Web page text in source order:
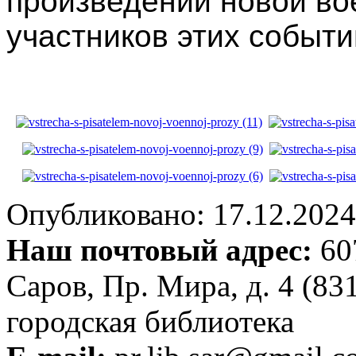
участников этих
Опубликовано:
Наш почтовый адрес:
Саров, Пр. Мира, д. 4
городская библиотека